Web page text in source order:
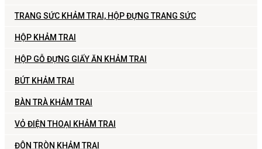
TRANG SỨC KHẢM TRAI, HỘP ĐỰNG TRANG SỨC
HỘP KHẢM TRAI
HỘP GỖ ĐỰNG GIẤY ĂN KHẢM TRAI
BÚT KHẢM TRAI
BÀN TRÀ KHẢM TRAI
VỎ ĐIỆN THOẠI KHẢM TRAI
ĐÔN TRÒN KHẢM TRAI